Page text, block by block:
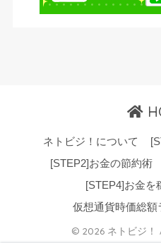
ネトビジ！について
[STEP2]お金の節約術
[STEP4]お金を
仮想通貨時価総額
© 2026 ネトビジ！